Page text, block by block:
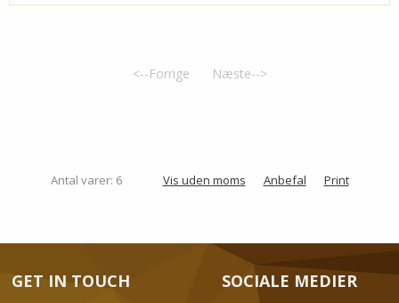
<--Forrige Næste-->
Antal varer: 6 Vis uden moms Anbefal Print
GET IN TOUCH SOCIALE MEDIER